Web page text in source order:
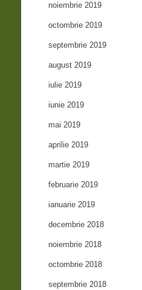
noiembrie 2019
octombrie 2019
septembrie 2019
august 2019
iulie 2019
iunie 2019
mai 2019
aprilie 2019
martie 2019
februarie 2019
ianuarie 2019
decembrie 2018
noiembrie 2018
octombrie 2018
septembrie 2018